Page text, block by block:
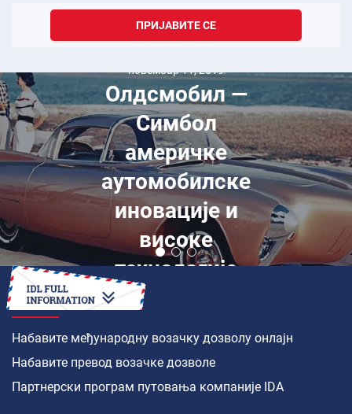
ПРИЈАВИТЕ СЕ
мај 29, 2026
2 тест:
Електрични
крос-овер који
вози боље него
што изгледа —
Рецензија
електричног
КАКО ДА
Набавите међународну возачку дозволу онлајн
Набавите превод возачке дозволе
Партнерски програм путовања компаније IDA